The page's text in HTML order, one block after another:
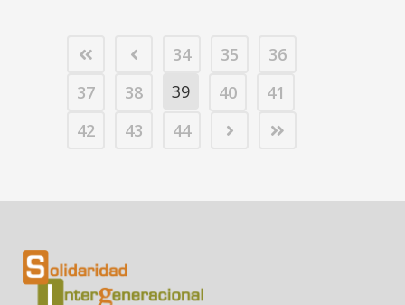
34 35
36
37
38 39 40
41
42
43 44